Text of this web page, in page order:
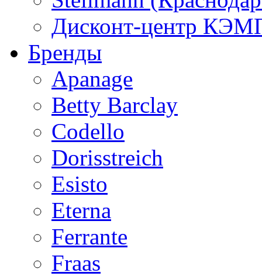
Дисконт-центр
Бренды
Apanage
Betty Barclay
Codello
Dorisstreich
Esisto
Eterna
Ferrante
Fraas